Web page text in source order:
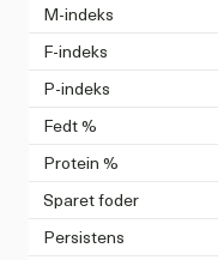
M-indeks
F-indeks
P-indeks
Fedt %
Protein %
Sparet foder
Persistens